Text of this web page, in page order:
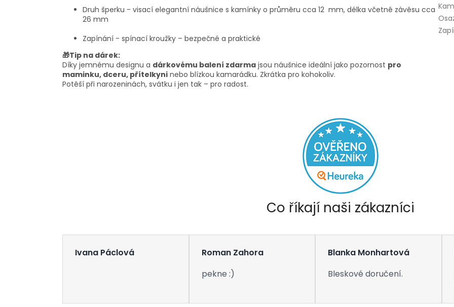
Druh šperku - visací elegantní náušnice s kamínky o průměru cca 12 mm, délka včetně závěsu cca
26 mm
Zapínání - spínací kroužky – bezpečné a praktické
🎁Tip na dárek:
Díky jemnému designu a dárkovému balení zdarma jsou náušnice ideální jako pozornost pro
maminku, dceru, přítelkyni nebo blízkou kamarádku. Zkrátka pro kohokoliv.
Potěší při narozeninách, svátku i jen tak – pro radost.
Co říkají naši zákazníci
Ivana Páclová
Roman Zahora
pekne :)
Blanka Monhartová
Bleskové doručení.